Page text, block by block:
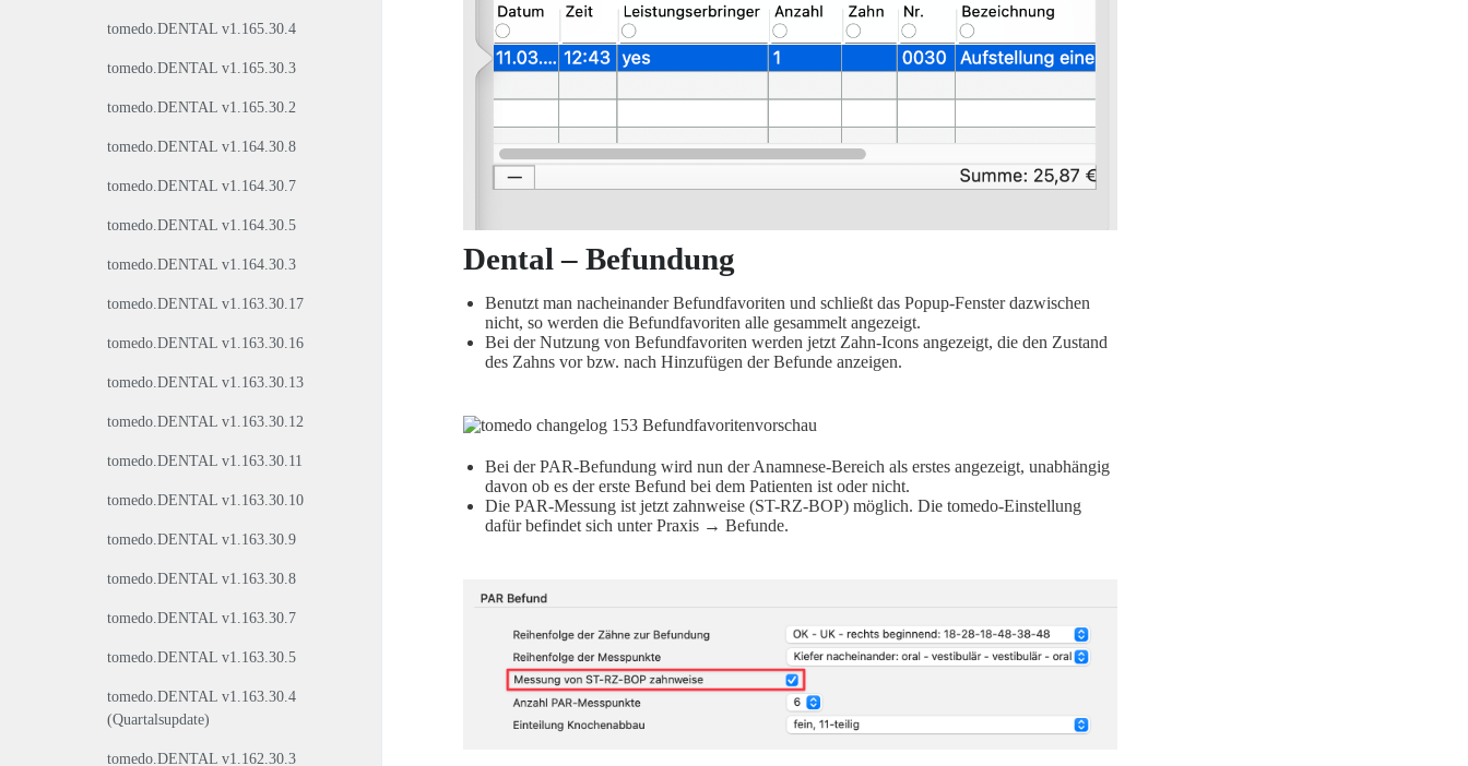
tomedo.DENTAL v1.165.30.4
tomedo.DENTAL v1.165.30.3
tomedo.DENTAL v1.165.30.2
tomedo.DENTAL v1.164.30.8
tomedo.DENTAL v1.164.30.7
tomedo.DENTAL v1.164.30.5
tomedo.DENTAL v1.164.30.3
tomedo.DENTAL v1.163.30.17
tomedo.DENTAL v1.163.30.16
tomedo.DENTAL v1.163.30.13
tomedo.DENTAL v1.163.30.12
tomedo.DENTAL v1.163.30.11
tomedo.DENTAL v1.163.30.10
tomedo.DENTAL v1.163.30.9
tomedo.DENTAL v1.163.30.8
tomedo.DENTAL v1.163.30.7
tomedo.DENTAL v1.163.30.5
tomedo.DENTAL v1.163.30.4
(Quartalsupdate)
tomedo.DENTAL v1.162.30.3
Dental – Befundung
Benutzt man nacheinander Befundfavoriten und schließt das Popup-Fenster dazwischen
nicht, so werden die Befundfavoriten alle gesammelt angezeigt.
Bei der Nutzung von Befundfavoriten werden jetzt Zahn-Icons angezeigt, die den Zustand
des Zahns vor bzw. nach Hinzufügen der Befunde anzeigen.
Bei der PAR-Befundung wird nun der Anamnese-Bereich als erstes angezeigt, unabhängig
davon ob es der erste Befund bei dem Patienten ist oder nicht.
Die PAR-Messung ist jetzt zahnweise (ST-RZ-BOP) möglich. Die tomedo-Einstellung
dafür befindet sich unter Praxis → Befunde.